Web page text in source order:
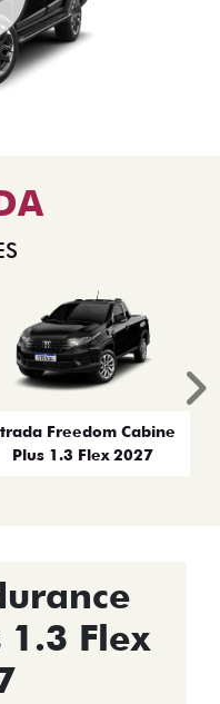
Freedom Cabine
Plus 1.3 Flex 2027
1.3 Flex